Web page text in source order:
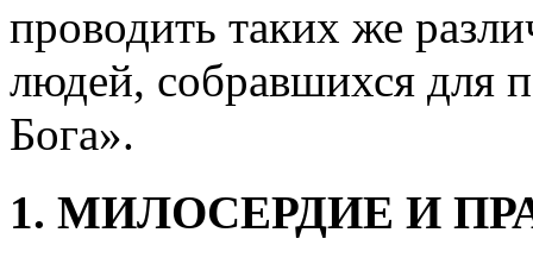
проводить таких же
людей, собравшихся для
Бога».
1. МИЛОСЕРДИЕ И